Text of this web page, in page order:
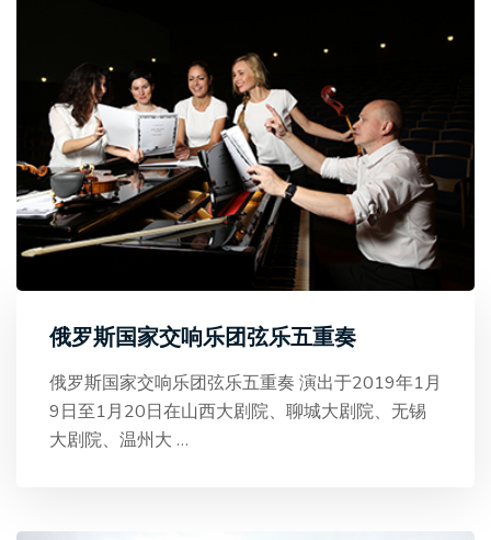
俄罗斯国家交响乐团弦乐五重奏
俄罗斯国家交响乐团弦乐五重奏 演出于2019年1月
9日至1月20日在山西大剧院、聊城大剧院、无锡
大剧院、温州大 …